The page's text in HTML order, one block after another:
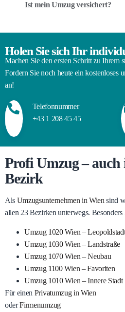
Ist mein Umzug versichert?
Holen Sie sich Ihr
Machen Sie den ersten Schritt zu Ihrem
Fordern Sie noch heute ein kostenloses
an!
Telefonnummer
+43 1 208 45 45
Profi Umzug –
Bezirk
Als Umzugsunternehmen in Wiensind
allen 23 Bezirken unterwegs.
Umzug 1020 Wien –
Umzug 1030 Wien – Landstraße
Umzug 1070 Wien – Neubau
Umzug 1100 Wien – Favoriten
Umzug 1010 Wien – Innere Stadt
Für einen Privatumzug in Wien
oderFirmenumzug